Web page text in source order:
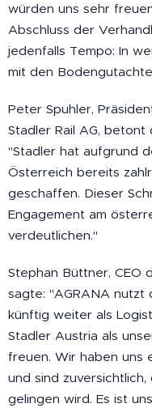
würden uns sehr
Abschluss der
jedenfalls Tempo: In
mit den
Peter Spuhler,
Stadler Rail AG,
"Stadler hat aufgrund
Österreich bereits
geschaffen. Dieser
Engagement am
verdeutlichen."
Stephan Büttner, CEO
sagte: "AGRANA
künftig weiter als
Stadler Austria als
freuen. Wir haben uns
und sind
gelingen wird. Es ist